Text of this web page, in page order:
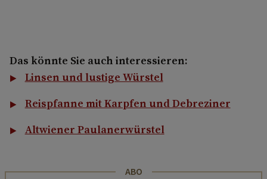
Das könnte Sie auch interessieren:
Linsen und lustige Würstel
Reispfanne mit Karpfen und Debreziner
Altwiener Paulanerwürstel
ABO